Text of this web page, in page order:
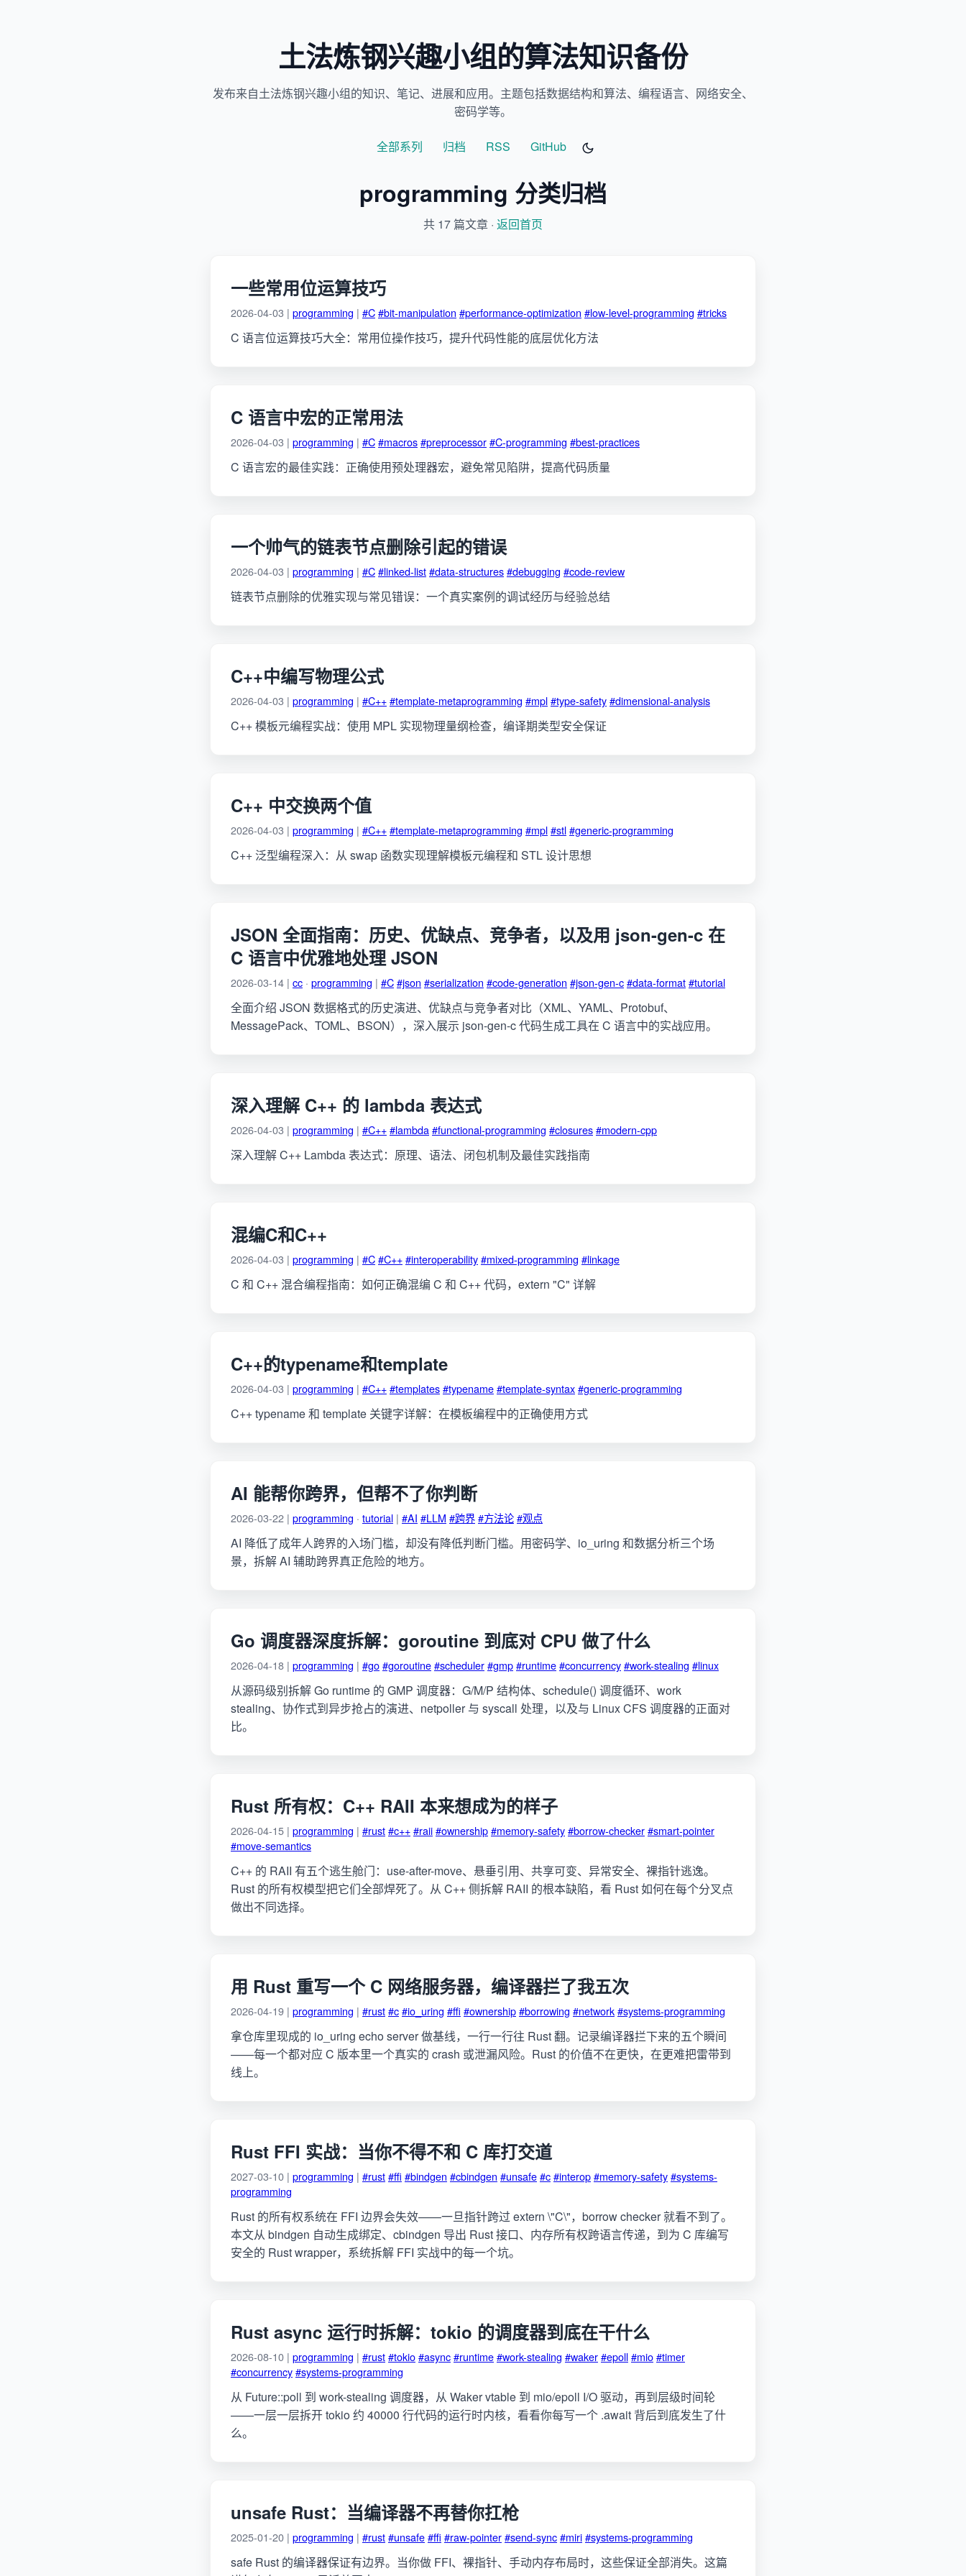
土法炼钢兴趣小组的算法知识备份
发布来自土法炼钢兴趣小组的知识、笔记、进展和应用。主题包括数据结构和算法、编程语言、网络安全、
密码学等。
全部系列 归档 RSS GitHub
programming 分类归档
共 17 篇文章 · 返回首页
一些常用位运算技巧
2026-04-03 | programming | #C#bit-manipulation #performance-optimization #low-level-programming #tricks
C 语言位运算技巧大全：常用位操作技巧，提升代码性能的底层优化方法
C 语言中宏的正常用法
2026-04-03 | programming | #C#macros#preprocessor#C-programming #best-practices
C 语言宏的最佳实践：正确使用预处理器宏，避免常见陷阱，提高代码质量
一个帅气的链表节点删除引起的错误
2026-04-03 | programming | #C#linked-list#data-structures#debugging #code-review
链表节点删除的优雅实现与常见错误：一个真实案例的调试经历与经验总结
C++中编写物理公式
2026-04-03 | programming | #C++#template-metaprogramming #mpl#type-safety#dimensional-analysis
C++ 模板元编程实战：使用 MPL 实现物理量纲检查，编译期类型安全保证
C++ 中交换两个值
2026-04-03 | programming | #C++#template-metaprogramming #mpl#stl#generic-programming
C++ 泛型编程深入：从 swap 函数实现理解模板元编程和 STL 设计思想
JSON 全面指南：历史、优缺点、竞争者，以及用 json-gen-c 在
C 语言中优雅地处理 JSON
2026-03-14 | cc · programming | #C#json #serialization #code-generation #json-gen-c#data-format#tutorial
全面介绍 JSON 数据格式的历史演进、优缺点与竞争者对比（XML、YAML、Protobuf、
MessagePack、TOML、BSON），深入展示 json-gen-c 代码生成工具在 C 语言中的实战应用。
深入理解 C++ 的 lambda 表达式
2026-04-03 | programming | #C++#lambda#functional-programming #closures#modern-cpp
深入理解 C++ Lambda 表达式：原理、语法、闭包机制及最佳实践指南
混编C和C++
2026-04-03 | programming | #C#C++#interoperability#mixed-programming #linkage
C 和 C++ 混合编程指南：如何正确混编 C 和 C++ 代码，extern "C" 详解
C++的typename和template
2026-04-03 | programming | #C++#templates#typename#template-syntax#generic-programming
C++ typename 和 template 关键字详解：在模板编程中的正确使用方式
AI 能帮你跨界，但帮不了你判断
2026-03-22 | programming · tutorial | #AI #LLM #跨界#方法论#观点
AI 降低了成年人跨界的入场门槛，却没有降低判断门槛。用密码学、io_uring 和数据分析三个场
景，拆解 AI 辅助跨界真正危险的地方。
Go 调度器深度拆解：goroutine 到底对 CPU 做了什么
2026-04-18 | programming | #go#goroutine#scheduler#gmp#runtime#concurrency#work-stealing #linux
从源码级别拆解 Go runtime 的 GMP 调度器：G/M/P 结构体、schedule() 调度循环、work
stealing、协作式到异步抢占的演进、netpoller 与 syscall 处理，以及与 Linux CFS 调度器的正面对
比。
Rust 所有权：C++ RAII 本来想成为的样子
2026-04-15 | programming | #rust#c++#raii#ownership#memory-safety#borrow-checker#smart-pointer
#move-semantics
C++ 的 RAII 有五个逃生舱门：use-after-move、悬垂引用、共享可变、异常安全、裸指针逃逸。
Rust 的所有权模型把它们全部焊死了。从 C++ 侧拆解 RAII 的根本缺陷，看 Rust 如何在每个分叉点
做出不同选择。
用 Rust 重写一个 C 网络服务器，编译器拦了我五次
2026-04-19 | programming | #rust#c#io_uring #ffi #ownership#borrowing #network#systems-programming
拿仓库里现成的 io_uring echo server 做基线，一行一行往 Rust 翻。记录编译器拦下来的五个瞬间
——每一个都对应 C 版本里一个真实的 crash 或泄漏风险。Rust 的价值不在更快，在更难把雷带到
线上。
Rust FFI 实战：当你不得不和 C 库打交道
2027-03-10 | programming | #rust#ffi #bindgen #cbindgen #unsafe#c#interop#memory-safety#systems-
programming
Rust 的所有权系统在 FFI 边界会失效——一旦指针跨过 extern \"C\"，borrow checker 就看不到了。
本文从 bindgen 自动生成绑定、cbindgen 导出 Rust 接口、内存所有权跨语言传递，到为 C 库编写
安全的 Rust wrapper，系统拆解 FFI 实战中的每一个坑。
Rust async 运行时拆解：tokio 的调度器到底在干什么
2026-08-10 | programming | #rust#tokio#async#runtime#work-stealing #waker#epoll#mio#timer
#concurrency#systems-programming
从 Future::poll 到 work-stealing 调度器，从 Waker vtable 到 mio/epoll I/O 驱动，再到层级时间轮
——一层一层拆开 tokio 约 40000 行代码的运行时内核，看看你每写一个 .await 背后到底发生了什
么。
unsafe Rust：当编译器不再替你扛枪
2025-01-20 | programming | #rust#unsafe#ffi #raw-pointer#send-sync#miri#systems-programming
safe Rust 的编译器保证有边界。当你做 FFI、裸指针、手动内存布局时，这些保证全部消失。这篇